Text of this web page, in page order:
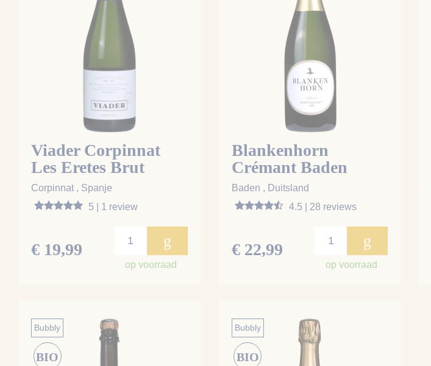
Viader Corpinnat
Les Eretes Brut
Nature
Corpinnat , Spanje
5 | 1 review
€ 19,99 g
op voorraad
Blankenhorn
Crémant Baden
Baden , Duitsland
4.5 | 28 reviews
€ 22,99 g
op voorraad
Bubbly
BIO
Bubbly
BIO